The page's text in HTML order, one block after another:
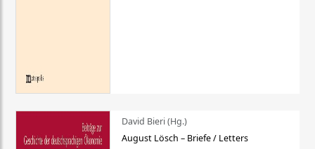
David Bieri (Hg.)
August Lösch – Briefe / Letters